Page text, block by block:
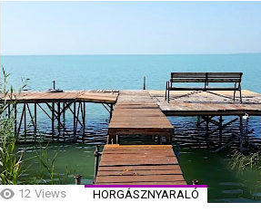
12 Views HORGÁSZNYARALÓ